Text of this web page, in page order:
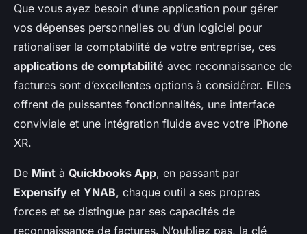
Que vous ayez besoin d’une application pour gérer
vos dépenses personnelles ou d’un logiciel pour
rationaliser la comptabilité de votre entreprise, ces
applications de comptabilité avec reconnaissance de
factures sont d’excellentes options à considérer. Elles
offrent de puissantes fonctionnalités, une interface
conviviale et une intégration fluide avec votre iPhone
XR.
De Mint à Quickbooks App, en passant par
Expensify et YNAB, chaque outil a ses propres
forces et se distingue par ses capacités de
reconnaissance de factures. N’oubliez pas, la clé